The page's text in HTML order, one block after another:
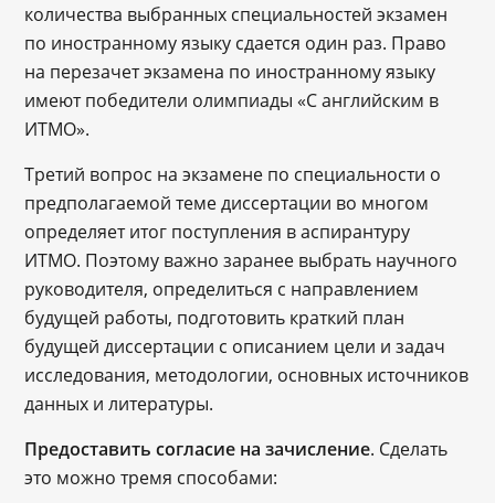
количества выбранных специальностей экзамен
по иностранному языку сдается один раз. Право
на перезачет экзамена по иностранному языку
имеют победители олимпиады «С английским в
ИТМО».
Третий вопрос на экзамене по специальности о
предполагаемой теме диссертации во многом
определяет итог поступления в аспирантуру
ИТМО. Поэтому важно заранее выбрать научного
руководителя, определиться с направлением
будущей работы, подготовить краткий план
будущей диссертации с описанием цели и задач
исследования, методологии, основных источников
данных и литературы.
Предоставить согласие на зачисление. Сделать
это можно тремя способами: